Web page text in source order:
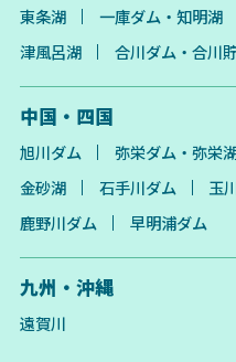
東条湖
一庫ダム・知明湖
津風呂湖
合川ダム・合川
中国・四国
旭川ダム 弥栄ダム・弥栄
金砂湖
石手川ダム 玉
鹿野川ダム
早明浦ダム
九州・沖縄
遠賀川